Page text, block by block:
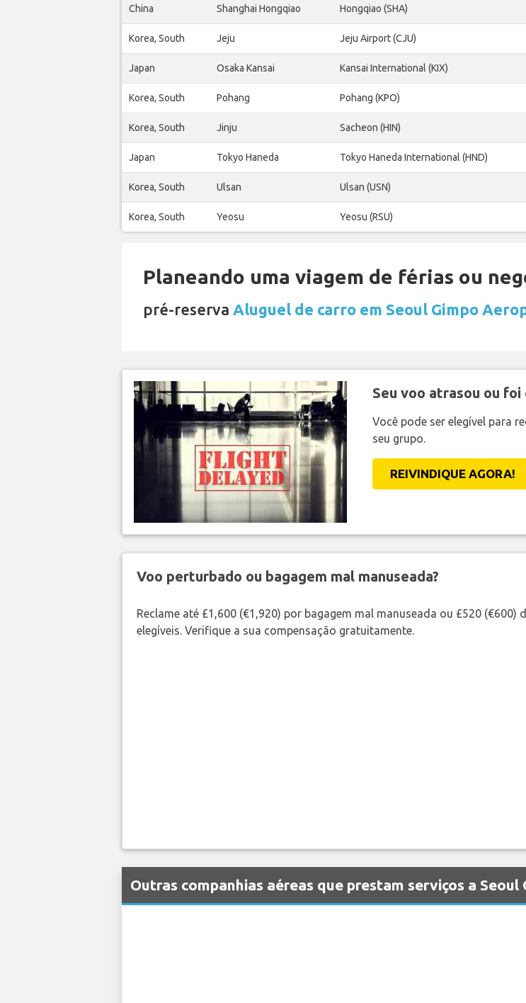
China Shanghai Hongqiao Hongqiao (SHA)
Korea, South Jeju Jeju Airport (CJU)
Japan Osaka Kansai Kansai International (KIX)
Korea, South Pohang Pohang (KPO)
Korea, South Jinju Sacheon (HIN)
Japan Tokyo Haneda Tokyo Haneda International (HND)
Korea, South Ulsan Ulsan (USN)
Korea, South Yeosu Yeosu (RSU)
Planeando uma viagem de férias ou
pré-reserva Aluguel de carro em Seoul Gimpo
Seu voo atrasou ou foi
Você pode ser elegível para
seu grupo.
REIVINDIQUE AGORA!
Voo perturbado ou bagagem mal manuseada?
Reclame até £1,600 (€1,920) por bagagem mal manuseada ou £520
elegíveis. Verifique a sua compensação gratuitamente.
Outras companhias aéreas que prestam serviços a